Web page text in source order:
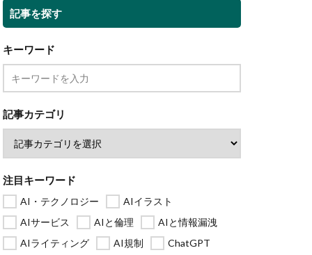
記事を探す
キーワード
記事カテゴリ
注目キーワード
AI・テクノロジー
AIイラスト
AIサービス
AIと倫理
AIと情報漏洩
AIライティング
AI規制
ChatGPT